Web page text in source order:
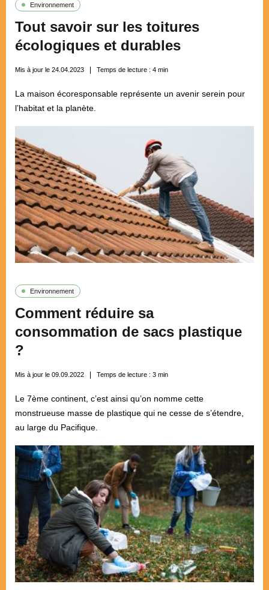
Environnement
Tout savoir sur les toitures
écologiques et durables
Mis à jour le 24.04.2023 Temps de lecture : 4 min
La maison écoresponsable représente un avenir serein pour
l’habitat et la planète.
Environnement
Comment réduire sa
consommation de sacs plastique
?
Mis à jour le 09.09.2022 Temps de lecture : 3 min
Le 7ème continent, c’est ainsi qu’on nomme cette
monstrueuse masse de plastique qui ne cesse de s’étendre,
au large du Pacifique.